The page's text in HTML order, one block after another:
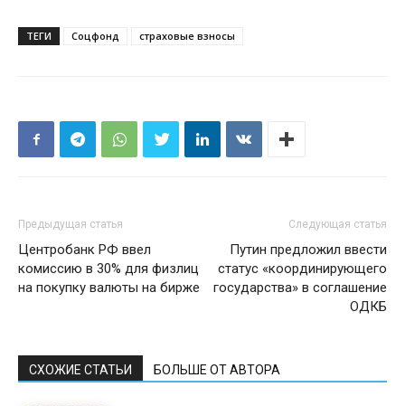
ТЕГИ Соцфонд страховые взносы
Предыдущая статья
Центробанк РФ ввел
комиссию в 30% для физлиц
на покупку валюты на бирже
Следующая статья
Путин предложил ввести
статус «координирующего
государства» в соглашение
ОДКБ
СХОЖИЕ СТАТЬИ БОЛЬШЕ ОТ АВТОРА